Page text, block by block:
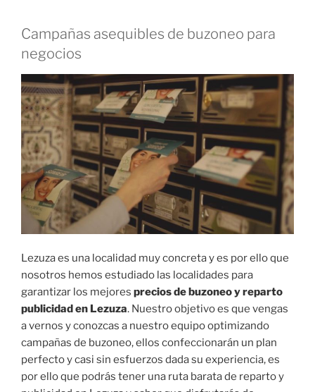
Campañas asequibles de buzoneo para
negocios
Lezuza es una localidad muy concreta y es por ello que
nosotros hemos estudiado las localidades para
garantizar los mejores precios de buzoneo y reparto
publicidad en Lezuza. Nuestro objetivo es que vengas
a vernos y conozcas a nuestro equipo optimizando
campañas de buzoneo, ellos confeccionarán un plan
perfecto y casi sin esfuerzos dada su experiencia, es
por ello que podrás tener una ruta barata de reparto y